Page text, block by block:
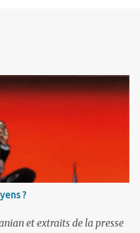
?
et extraits de la presse